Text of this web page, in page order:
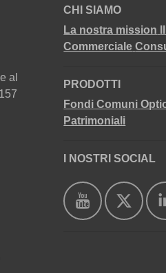
al
CHI SIAMO
La nostra mission
Commerciale
PRODOTTI
Fondi Comuni
Patrimoniali
I NOSTRI SOCIAL